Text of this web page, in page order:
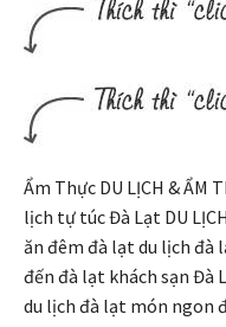
Ẩm Thực DU LỊCH & ẨM
lịch tự túc Đà Lạt DU
ăn đêm đà lạt du lịch
đến đà lạt khách sạn Đà
du lịch đà lạt món ngon